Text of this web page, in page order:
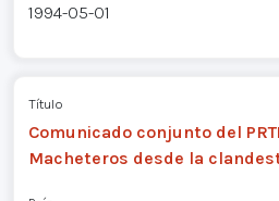
1994-05-01
Título
Comunicado conjunto del
Macheteros desde la